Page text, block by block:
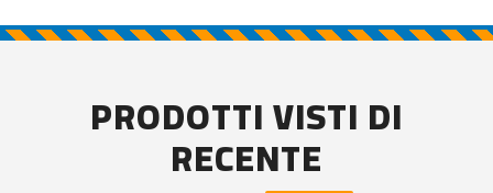
PRODOTTI VISTI DI
RECENTE